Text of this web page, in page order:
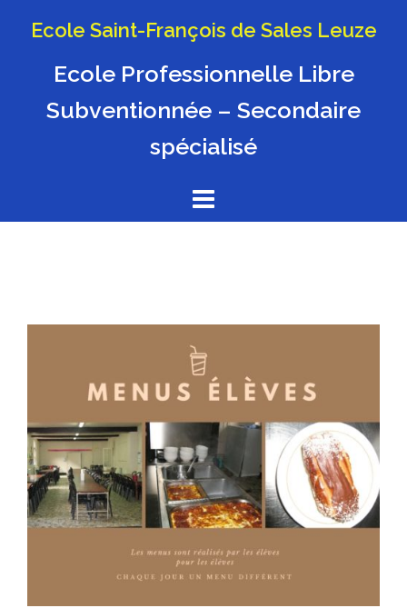
Ecole Saint-François de Sales Leuze
Ecole Professionnelle Libre
Subventionnée – Secondaire
spécialisé